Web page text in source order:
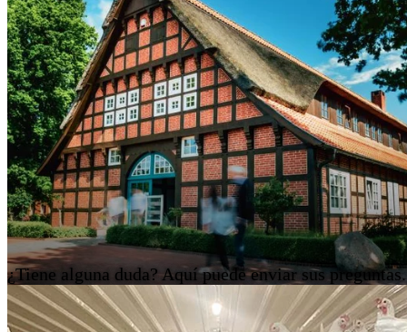
¿Tiene alguna duda? Aquí puede enviar sus preguntas.